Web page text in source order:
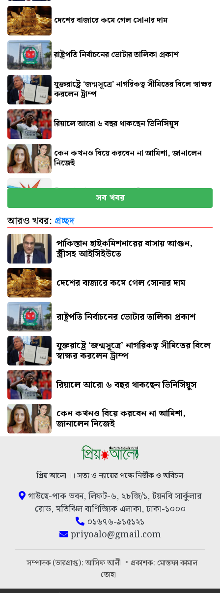
দেশের বাজারে কমে গেল সোনার দাম
রাষ্ট্রপতি নির্বাচনের ভোটার তালিকা প্রকাশ
যুক্তরাষ্ট্রে ‘জন্মসূত্রে’ নাগরিকত্ব সীমিতের বিলে স্বাক্ষর
করলেন ট্রাম্প
রিয়ালে আরো ৬ বছর থাকছেন ভিনিসিয়ুস
কেন কখনও বিয়ে করবেন না আমিশা, জানালেন
নিজেই
সিলেটে দুই বাসের সংঘর্ষে নিহত ৮
বগুড়ায় বাসচাপায় প্রাণ গেল ৬
সব খবর
আরও খবর: প্রচ্ছদ
পাকিস্তান হাইকমিশনারের বাসায় আগুন,
স্ত্রীসহ আইসিইউতে
দেশের বাজারে কমে গেল সোনার দাম
রাষ্ট্রপতি নির্বাচনের ভোটার তালিকা প্রকাশ
যুক্তরাষ্ট্রে ‘জন্মসূত্রে’ নাগরিকত্ব সীমিতের বিলে
স্বাক্ষর করলেন ট্রাম্প
রিয়ালে আরো ৬ বছর থাকছেন ভিনিসিয়ুস
কেন কখনও বিয়ে করবেন না আমিশা,
জানালেন নিজেই
প্রিয় আলো ।। সত্য ও ন্যায়ের পক্ষে নির্ভীক ও অবিচল
গাউছে-পাক ভবন, লিফট-৬, ২৮জি/১, টয়নবি সার্কুলার
রোড, মতিঝিল বাণিজ্যিক এলাকা, ঢাকা-১০০০
০১৬৭৬-৯১৫১২১
priyoalo@gmail.com
সম্পাদক (ভারপ্রাপ্ত): আসিফ আলী
প্রকাশক: মোস্তফা কামাল
তোহা